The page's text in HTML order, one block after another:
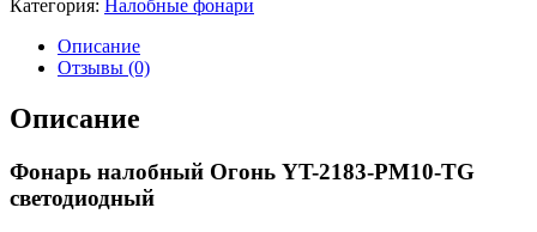
Категория: Налобные фонари
Описание
Отзывы (0)
Описание
Фонарь налобный Огонь YT-2183-PM10-TG
светодиодный